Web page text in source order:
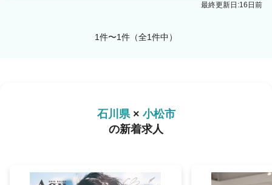
最終更新日:16日前
1件〜1件（全1件中）
石川県× 小松市
の新着求人